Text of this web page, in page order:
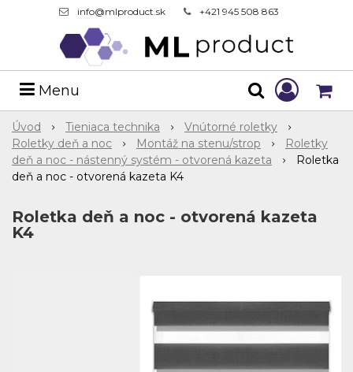
info@mlproduct.sk +421 945 508 863
Menu
Úvod Tieniaca technika
Vnútorné roletky
Roletky deň a noc
Montáž na stenu/strop
Roletky
deň a noc - nástenný systém - otvorená kazeta
Roletka
deň a noc - otvorená kazeta K4
Roletka deň a noc - otvorená kazeta
K4